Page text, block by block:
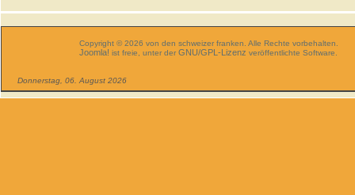
Copyright © 2026 von den schweizer franken. Alle Rechte vorbehalten.
Joomla! ist freie, unter der GNU/GPL-Lizenz veröffentlichte Software.
Donnerstag, 06. August 2026